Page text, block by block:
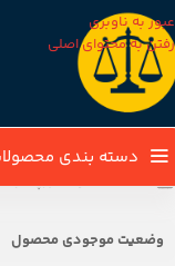
عبور به ناوبری
رفتن به محتوای اصلی
دسته بندی
خانه محصولات برچسب
وضعیت موجودی محصول